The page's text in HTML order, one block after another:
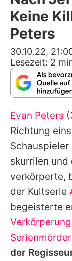
Keine
Peters
30.10.22,
Lesezeit: 2
Evan Peters
Richtung
skurrilen und
verkörperte,
der Kultserie
begeisterte
der